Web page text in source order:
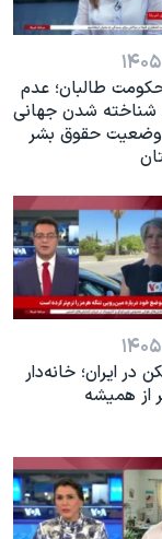
طالبان؛ عدم
شناخته شدن جهانی
حقوق بشر
در ایران؛ خانه‌دار
از همیشه